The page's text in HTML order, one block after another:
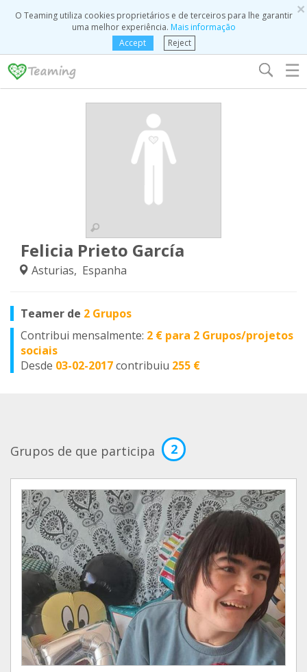
×
O Teaming utiliza cookies proprietários e de terceiros para lhe garantir
uma melhor experiência. Mais informação
Accept
Reject
☰
Felicia Prieto García
Asturias, Espanha
Teamer de 2 Grupos
Contribui mensalmente: 2 € para 2 Grupos/projetos
sociais
Desde 03-02-2017contribuiu 255 €
Grupos de que participa 2